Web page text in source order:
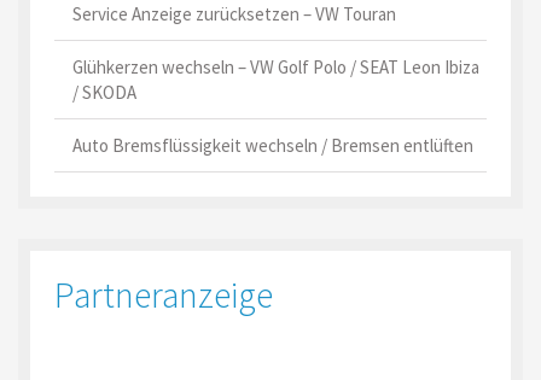
Service Anzeige zurücksetzen – VW Touran
Glühkerzen wechseln – VW Golf Polo / SEAT Leon Ibiza
/ SKODA
Auto Bremsflüssigkeit wechseln / Bremsen entlüften
Partneranzeige